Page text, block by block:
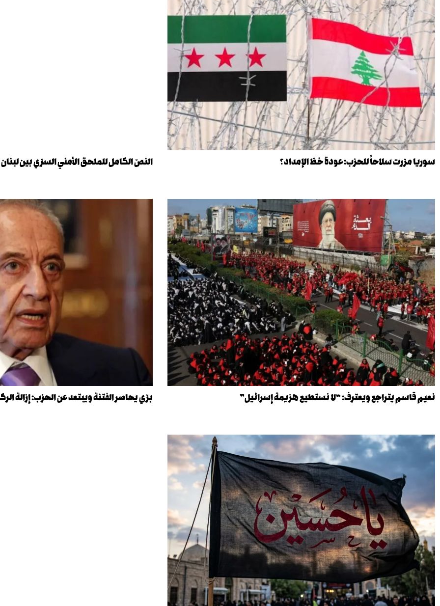
سوريا مرّرت سلاحاً للحزب: عودة خطّ الإمداد؟ النصّ الكامل للملحق الأمني السرّي بين
نعيم قاسم يتراجع ويعترف: “لا نستطيع هزيمة إسرائيل” برّي يحاصر الفتنة ويبتعد عن الحزب: إزالة